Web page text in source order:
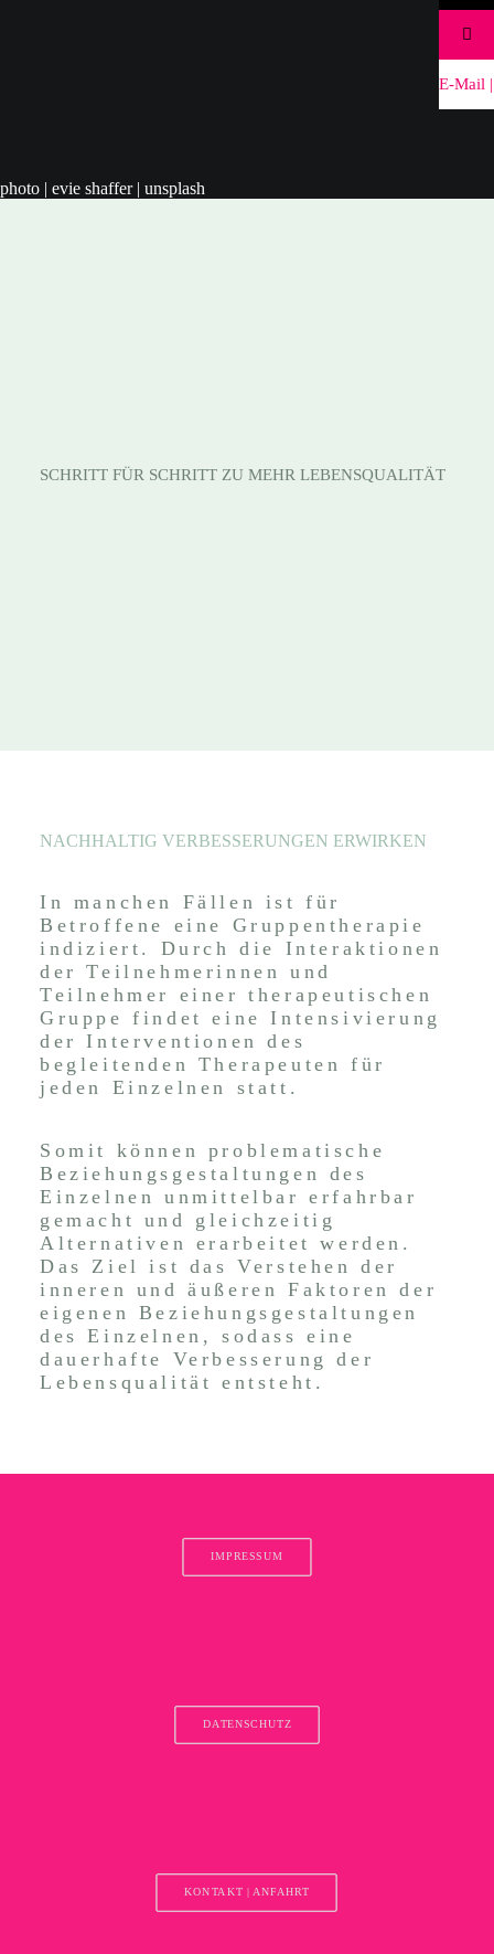
photo | evie shaffer | unsplash
SCHRITT FÜR SCHRITT ZU MEHR LEBENSQUALITÄT
NACHHALTIG VERBESSERUNGEN ERWIRKEN
In manchen Fällen ist für
Betroffene eine Gruppentherapie
indiziert. Durch die Interaktionen
der Teilnehmerinnen und
Teilnehmer einer therapeutischen
Gruppe findet eine Intensivierung
der Interventionen des
begleitenden Therapeuten für
jeden Einzelnen statt.
Somit können problematische
Beziehungsgestaltungen des
Einzelnen unmittelbar erfahrbar
gemacht und gleichzeitig
Alternativen erarbeitet werden.
Das Ziel ist das Verstehen der
inneren und äußeren Faktoren der
eigenen Beziehungsgestaltungen
des Einzelnen, sodass eine
dauerhafte Verbesserung der
Lebensqualität entsteht.
IMPRESSUM
DATENSCHUTZ
KONTAKT | ANFAHRT
|
aM-E